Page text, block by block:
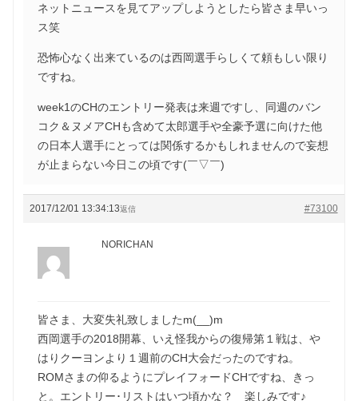
ネットニュースを見てアップしようとしたら皆さま早いっ
ス笑
恐怖心なく出来ているのは西岡選手らしくて頼もしい限り
ですね。
week1のCHのエントリー発表は来週ですし、同週のバン
コク＆ヌメアCHも含めて太郎選手や全豪予選に向けた他
の日本人選手にとっては関係するかもしれませんので妄想
が止まらない今日この頃です(￣▽￣)
2017/12/01 13:34:13 #73100
返信
NORICHAN
皆さま、大変失礼致しましたm(__)m
西岡選手の2018開幕、いえ怪我からの復帰第１戦は、や
はりクーヨンより１週前のCH大会だったのですね。
ROMさまの仰るようにプレイフォードCHですね、きっ
と。エントリー･リストはいつ頃かな？ 楽しみです♪